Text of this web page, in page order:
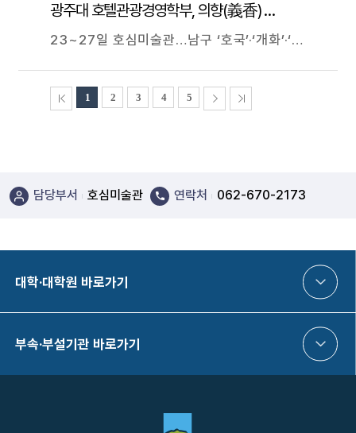
광주대 호텔관광경영학부, 의향(義香) 물씬~ 의향(義鄕) 남구’ 展
23~27일 호심미술관…남구 ‘호국’·‘개화’·‘독립’·‘민주’ 관련 역사문화자원 52개 소개 광주대학교(총장 김동진) 호텔관광경영학부는 23일부터 27일까지 교내 극기관 1층 호심미술관에서 RISE사업단 K-컬처리딩센터의 지원으로 ‘의향(義香) 물씬~ 의향(義鄕) 남구’ 전시회를 개최한다. 이번 전시회는 RISE사업 지·산·학·연 동아리 지원 프로그램 일환으로 기획됐으며, 교수와 학생들이 사진영상학과와 협업해 조사·선정한 남구의 ‘호국’·‘개화’·‘독립’·‘민주’ 관련 역사문화자원을 52개의 판넬로 제작해 선뵌다. 특히 광주대학교 캠퍼스 내에 소재한 <5·18광주민중항쟁기념탑>과 <김준배 열사 동상>, 그리고 대학 창설자 <김인곤 박사 동상> 등을 ‘민주’ 관련 역사문화자원에 포함시켜 한국의 민주화운동 역사에서 광주대의 위상을 새롭게 조명한다.
1 2 3 4 5
담당부서 호심미술관 연락처 062-670-2173
대학·대학원 바로가기
부속·부설기관 바로가기